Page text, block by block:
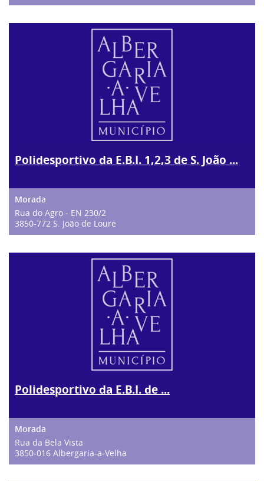
Polidesportivo da E.B.I. 1,2,3 de S. João ...
Rua do Agro - EN 230/2
3850-772 S. João de Loure
Polidesportivo da E.B.I. de ...
Rua da Bela Vista
3850-016 Albergaria-a-Velha